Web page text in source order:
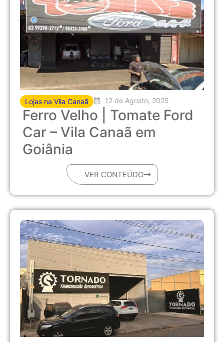
Lojas na Vila Canaã 12 de Agosto, 2025
Ferro Velho | Tomate Ford
Car – Vila Canaã em
Goiânia
VER CONTEÚDO